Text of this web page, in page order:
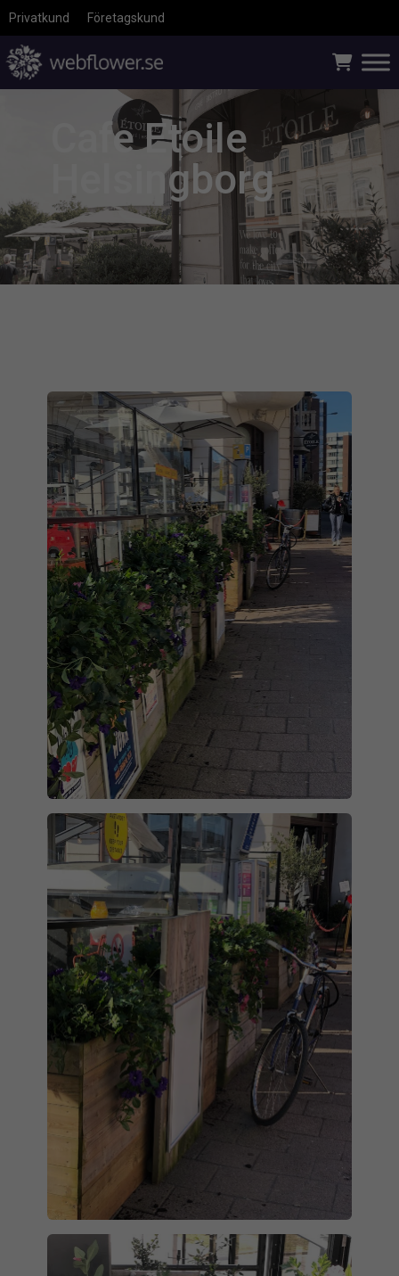
Privatkund Företagskund
Cafe Etoile
Helsingborg